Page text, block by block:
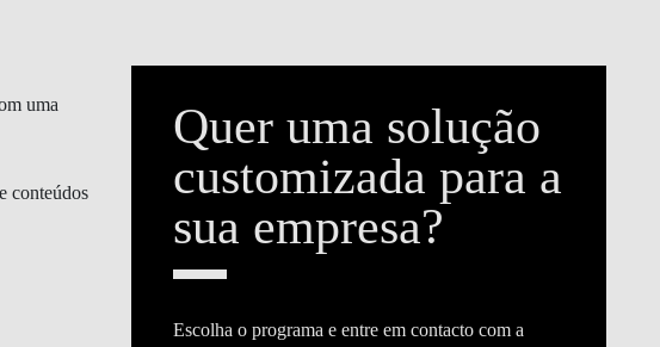
uma
conteúdos
Quer uma solução
customizada para a
sua empresa?
Escolha o programa e entre em contacto com a